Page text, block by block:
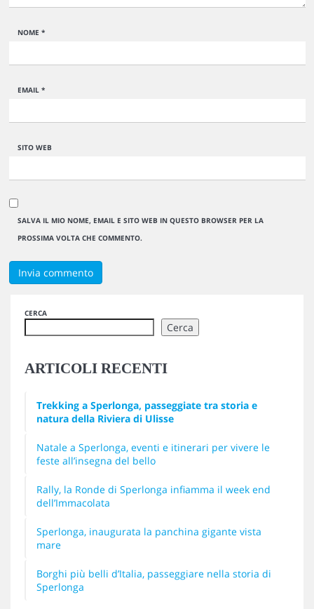
NOME *
EMAIL *
SITO WEB
SALVA IL MIO NOME, EMAIL E SITO WEB IN QUESTO BROWSER PER LA
PROSSIMA VOLTA CHE COMMENTO.
CERCA
Cerca
ARTICOLI RECENTI
Trekking a Sperlonga, passeggiate tra storia e
natura della Riviera di Ulisse
Natale a Sperlonga, eventi e itinerari per vivere le
feste all’insegna del bello
Rally, la Ronde di Sperlonga infiamma il week end
dell’Immacolata
Sperlonga, inaugurata la panchina gigante vista
mare
Borghi più belli d’Italia, passeggiare nella storia di
Sperlonga